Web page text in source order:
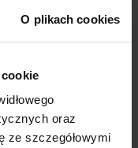
O plikach cookies
oraz
ze szczegółowymi